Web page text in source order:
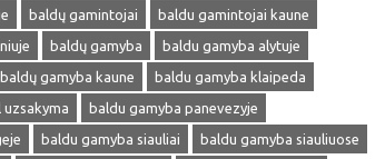
baldų gamintojai
baldu gamintojai kaune
baldų gamyba
baldu gamyba alytuje
baldų gamyba kaune
baldu gamyba klaipeda
baldu gamyba panevezyje
baldu gamyba siauliai
baldu gamyba siauliuose